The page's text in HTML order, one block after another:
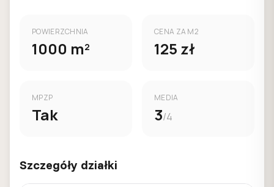
POWIERZCHNIA
1000 m2
CENA ZA M2
125 zł
MPZP
Tak
MEDIA
3/4
Szczegóły działki